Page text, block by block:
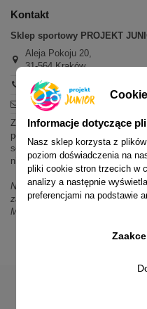
Kontakt
Sklep sportowy PROJEKT
Aleja Pokoju 20,
31-564 Kraków
+48 600 779 897
sklep@projektjunior.pl
Zapraszamy do sklepu
poniedziałek - piątek: 11.00-19.00
sobota: 10.00-14.00
niedziela (każda): nieczynne
Nie odpowiadamy na
zamówień i oferty prosimy o
Messenger.
Informacje dotyczące
Nasz sklep korzysta z
poziom doświadczenia na
pliki cookie stron trzecich w
analizy a następnie
preferencjami na podstawie